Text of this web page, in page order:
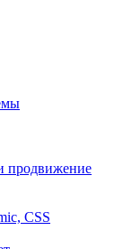
продвижение
CSS